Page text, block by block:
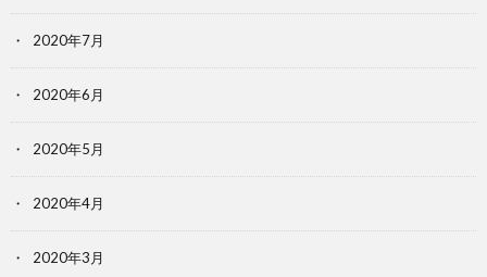
2020年7月
2020年6月
2020年5月
2020年4月
2020年3月